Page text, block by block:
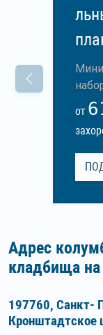
ОТ
Адрес
кладбища на
197760, Санкт-
Кронштадтское